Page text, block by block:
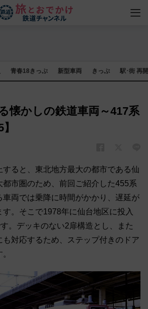
青春18きっぷ 新型車両 きっぷ 駅･街 再
懐かしの鉄道車両～417系
すると、東北地方最大の都市である仙
都市圏のため、前回ご紹介した455系
車両では乗降に時間がかかり、遅延が
。そこで1978年に仙台地区に投入
。デッキのない2扉構造とし、また
も対応するため、ステップ付きのドア